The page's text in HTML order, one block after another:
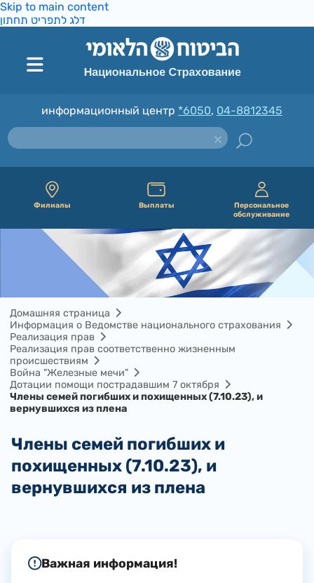
Skip to main content
דלג לתפריט תחתון
информационный центр *6050, 04-8812345
Филиалы Выплаты
Персональное
обслуживание
Домашняя страница
Информация о Ведомстве национального страхования
Реализация прав
Реализация прав соответственно жизненным
происшествиям
Война "Железные мечи"
Дотации помощи пострадавшим 7 октября
Члены семей погибших и похищенных (7.10.23), и
вернувшихся из плена
Члены семей погибших и
похищенных (7.10.23), и
вернувшихся из плена
​Важная информация!